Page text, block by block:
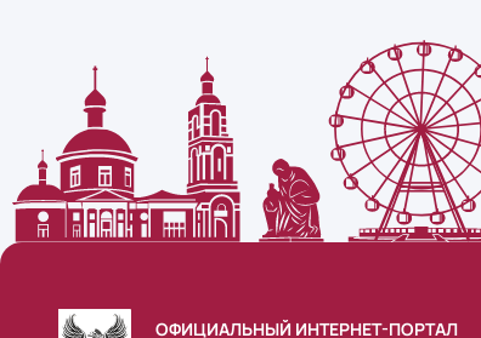
ОФИЦИАЛЬНЫЙ ИНТЕРНЕТ-ПОРТАЛ